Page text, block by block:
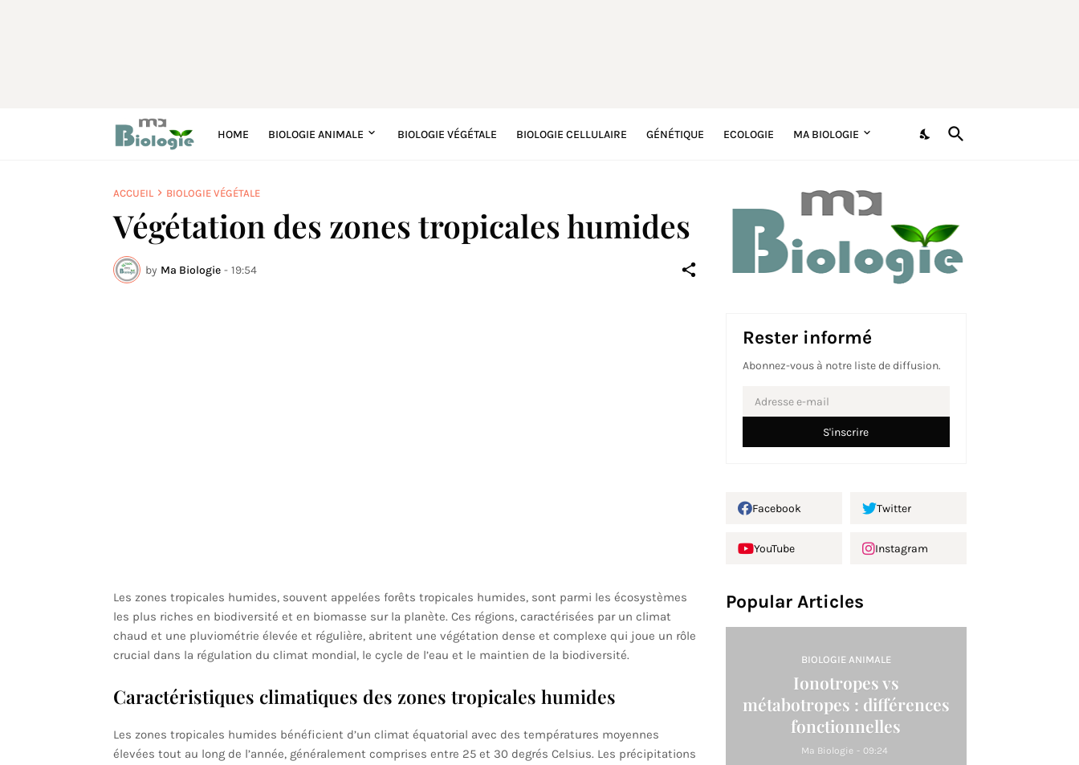
HOME BIOLOGIE ANIMALE BIOLOGIE VÉGÉTALE BIOLOGIE CELLULAIRE GÉNÉTIQUE ECOLOGIE MA BIOLOGIE
ACCUEIL BIOLOGIE VÉGÉTALE
Végétation des zones tropicales humides
by Ma Biologie - 19:54
Les zones tropicales humides, souvent appelées forêts tropicales humides, sont parmi les écosystèmes
les plus riches en biodiversité et en biomasse sur la planète. Ces régions, caractérisées par un climat
chaud et une pluviométrie élevée et régulière, abritent une végétation dense et complexe qui joue un rôle
crucial dans la régulation du climat mondial, le cycle de l’eau et le maintien de la biodiversité.
Caractéristiques climatiques des zones tropicales humides
Les zones tropicales humides bénéficient d’un climat équatorial avec des températures moyennes
élevées tout au long de l’année, généralement comprises entre 25 et 30 degrés Celsius. Les précipitations
Rester informé
Abonnez-vous à notre liste de diffusion.
Facebook Twitter
YouTube Instagram
Popular Articles
BIOLOGIE ANIMALE
Ionotropes vs
métabotropes : différences
fonctionnelles
Ma Biologie - 09:24